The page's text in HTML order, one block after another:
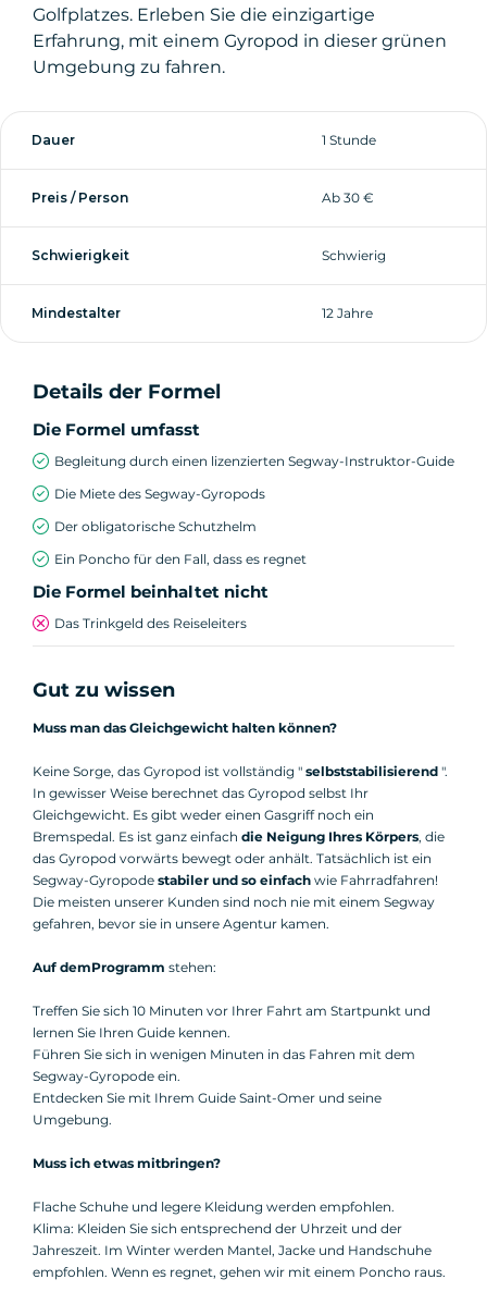
Golfplatzes. Erleben Sie die einzigartige
Erfahrung, mit einem Gyropod in dieser grünen
Umgebung zu fahren.
Dauer 1 Stunde
Preis / Person Ab 30 €
Schwierigkeit Schwierig
Mindestalter 12 Jahre
Details der Formel
Die Formel umfasst
Begleitung durch einen lizenzierten Segway-Instruktor-Guide
Die Miete des Segway-Gyropods
Der obligatorische Schutzhelm
Ein Poncho für den Fall, dass es regnet
Die Formel beinhaltet nicht
Das Trinkgeld des Reiseleiters
Gut zu wissen
Muss man das Gleichgewicht halten können?
Keine Sorge, das Gyropod ist vollständig " selbststabilisierend ".
In gewisser Weise berechnet das Gyropod selbst Ihr
Gleichgewicht. Es gibt weder einen Gasgriff noch ein
Bremspedal. Es ist ganz einfach die Neigung Ihres Körpers, die
das Gyropod vorwärts bewegt oder anhält. Tatsächlich ist ein
Segway-Gyropode stabiler und so einfach wie Fahrradfahren!
Die meisten unserer Kunden sind noch nie mit einem Segway
gefahren, bevor sie in unsere Agentur kamen.
Auf demProgramm stehen:
Treffen Sie sich 10 Minuten vor Ihrer Fahrt am Startpunkt und
lernen Sie Ihren Guide kennen.
Führen Sie sich in wenigen Minuten in das Fahren mit dem
Segway-Gyropode ein.
Entdecken Sie mit Ihrem Guide Saint-Omer und seine
Umgebung.
Muss ich etwas mitbringen?
Flache Schuhe und legere Kleidung werden empfohlen.
Klima: Kleiden Sie sich entsprechend der Uhrzeit und der
Jahreszeit. Im Winter werden Mantel, Jacke und Handschuhe
empfohlen. Wenn es regnet, gehen wir mit einem Poncho raus.